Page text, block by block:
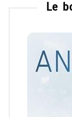
Le